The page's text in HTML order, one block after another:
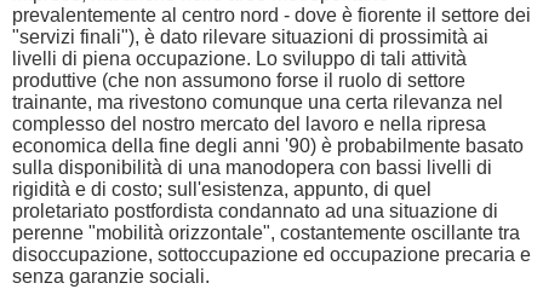
prevalentemente al centro nord - dove è fiorente il settore dei
"servizi finali"), è dato rilevare situazioni di prossimità ai
livelli di piena occupazione. Lo sviluppo di tali attività
produttive (che non assumono forse il ruolo di settore
trainante, ma rivestono comunque una certa rilevanza nel
complesso del nostro mercato del lavoro e nella ripresa
economica della fine degli anni '90) è probabilmente basato
sulla disponibilità di una manodopera con bassi livelli di
rigidità e di costo; sull'esistenza, appunto, di quel
proletariato postfordista condannato ad una situazione di
perenne "mobilità orizzontale", costantemente oscillante tra
disoccupazione, sottoccupazione ed occupazione precaria e
senza garanzie sociali.